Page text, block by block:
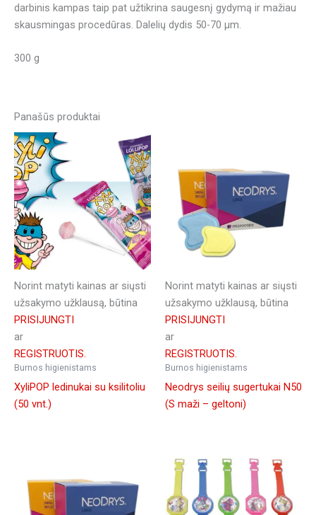
darbinis kampas taip pat užtikrina saugesnį gydymą ir mažiau
skausmingas procedūras. Dalelių dydis 50-70 μm.
300 g
Panašūs produktai
Norint matyti kainas ar siųsti
užsakymo užklausą, būtina
PRISIJUNGTI
ar
REGISTRUOTIS.
Burnos higienistams
XyliPOP ledinukai su ksilitoliu
(50 vnt.)
Norint matyti kainas ar siųsti
užsakymo užklausą, būtina
PRISIJUNGTI
ar
REGISTRUOTIS.
Burnos higienistams
Neodrys seilių sugertukai N50
(S maži – geltoni)